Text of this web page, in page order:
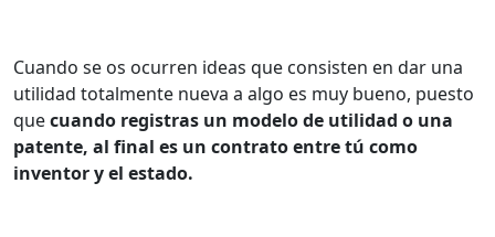
Cuando se os ocurren ideas que consisten en dar una
utilidad totalmente nueva a algo es muy bueno, puesto
quecuando registras un modelo de utilidad o una
patente, al final es un contrato entre tú como
inventor y el estado.